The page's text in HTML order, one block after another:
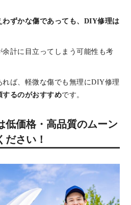
ずかな傷であっても、DIY修理は
計に目立ってしまう可能性も考
ば、軽微な傷でも無理にDIY修理
するのがおすすめです。
低価格・高品質のムーン
ださい！